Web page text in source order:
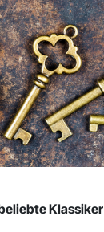
Klassiker